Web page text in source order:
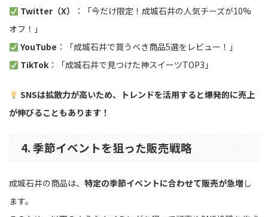
Twitter（X）
：「今だけ限定！成城石井の人気チーズが10%
オフ！」
YouTube ：「成城石井で買うべき商品5選をレビュー！」
TikTok：「成城石井で見つけた神スイーツTOP3」
SNSは拡散力が高いため、トレンドを活用すると爆発的に売上
が伸びることもあります！
4. 季節イベントを狙った販売戦略
成城石井の商品は、 特定の季節イベントに合わせて販売が急増し
ます。